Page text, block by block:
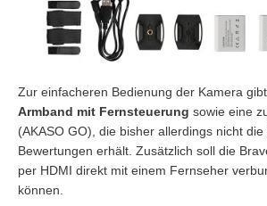
Zur einfacheren Bedienung der Kamera
Armband mit Fernsteuerung sowie eine
(AKASO GO), die bisher allerdings nicht die
Bewertungen erhält. Zusätzlich soll die
per HDMI direkt mit einem Fernseher
können.